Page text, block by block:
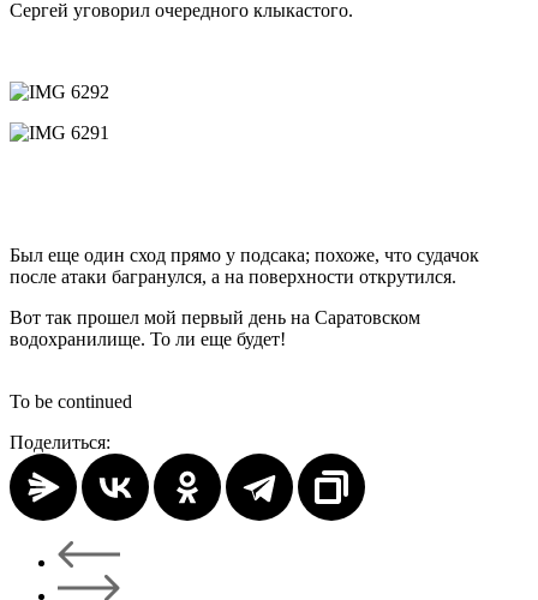
Сергей уговорил очередного клыкастого.
Был еще один сход прямо у подсака; похоже, что судачок
после атаки багранулся, а на поверхности открутился.
Вот так прошел мой первый день на Саратовском
водохранилище. То ли еще будет!
To be continued
Поделиться: